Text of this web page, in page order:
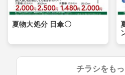
夏物大処分 日傘〇
チラシをも